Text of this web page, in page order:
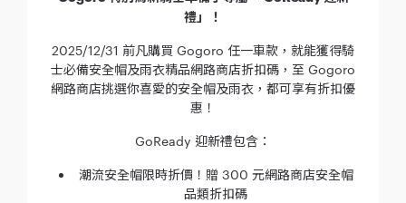
禮」！
2025/12/31 前凡購買 Gogoro 任一車款，就能獲得騎
士必備安全帽及雨衣精品網路商店折扣碼，至 Gogoro
網路商店挑選你喜愛的安全帽及雨衣，都可享有折扣優
惠！
GoReady 迎新禮包含：
潮流安全帽限時折價！贈 300 元網路商店安全帽
品類折扣碼